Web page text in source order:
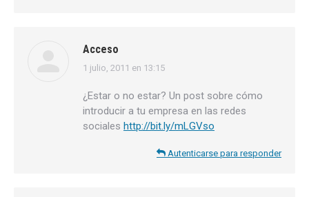
Acceso
dice:
1 julio, 2011 en 13:15
¿Estar o no estar? Un post sobre cómo
introducir a tu empresa en las redes
sociales http://bit.ly/mLGVso
Autenticarse para responder